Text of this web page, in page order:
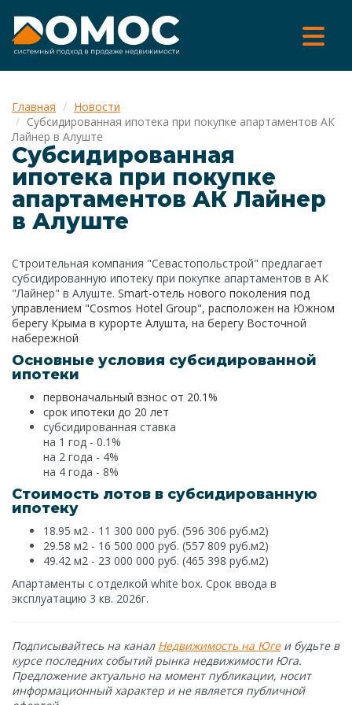
Главная
Новости
Субсидированная ипотека при покупке апартаментов АК
Лайнер в Алуште
Субсидированная
ипотека при покупке
апартаментов АК Лайнер
в Алуште
Строительная компания "Севастопольстрой" предлагает
субсидированную ипотеку при покупке апартаментов в АК
"Лайнер" в Алуште. Smart-отель нового поколения под
управлением "Cosmos Hotel Group", расположен на Южном
берегу Крыма в курорте Алушта, на берегу Восточной
набережной
Основные условия субсидированной
ипотеки
первоначальный взнос от 20.1%
срок ипотеки до 20 лет
субсидированная ставка
на 1 год - 0.1%
на 2 года - 4%
на 4 года - 8%
Стоимость лотов в субсидированную
ипотеку
18.95 м2 - 11 300 000 руб. (596 306 руб.м2)
29.58 м2 - 16 500 000 руб. (557 809 руб.м2)
49.42 м2 - 23 000 000 руб. (465 398 руб.м2)
Апартаменты с отделкой white box. Срок ввода в
эксплуатацию 3 кв. 2026г.
Подписывайтесь на канал Недвижимость на Югеи будьте в
курсе последних событий рынка недвижимости Юга.
Предложение актуально на момент публикации, носит
информационный характер и не является публичной